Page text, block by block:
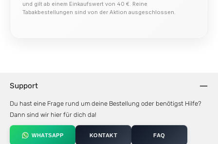
und gilt ab einem Einkaufswert von 40 €. Reine
Tabakbestellungen sind von der Aktion ausgeschlossen.
Support
Du hast eine Frage rund um deine Bestellung oder benötigst Hilfe?
Dann sind wir hier für dich da!
WHATSAPP KONTAKT FAQ